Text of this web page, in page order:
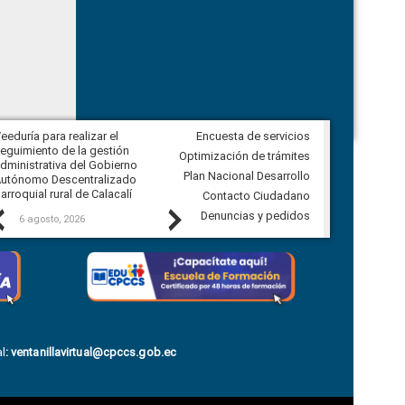
Previous
para realizar el
de la gestión
del Gobierno
Descentralizado
rural de Calacalí
6 agosto, 2026
Veeduría para vigilar los acuerdos,
derivados de la Audiencia Pública
comunidad Urbina, parroquia la
Carolina
5 agosto, 2026
Next
Encuesta de servicios
Optimización de trámites
Plan Nacional Desarrollo
Contacto Ciudadano
Denuncias y pedidos
:ventanillavirtual@cpccs.gob.ec